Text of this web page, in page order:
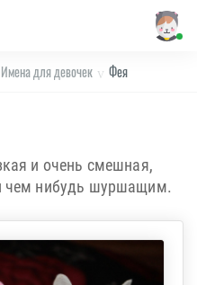
Имена для девочек Фея
и очень смешная,
чем нибудь шуршащим.